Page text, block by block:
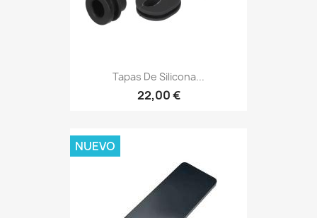
Tapas De Silicona...
22,00 €
NUEVO